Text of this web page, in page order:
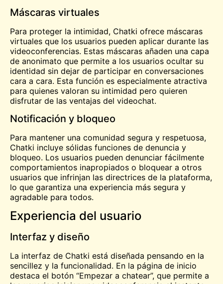
Máscaras virtuales
Para proteger la intimidad, Chatki ofrece máscaras
virtuales que los usuarios pueden aplicar durante las
videoconferencias. Estas máscaras añaden una capa
de anonimato que permite a los usuarios ocultar su
identidad sin dejar de participar en conversaciones
cara a cara. Esta función es especialmente atractiva
para quienes valoran su intimidad pero quieren
disfrutar de las ventajas del videochat.
Notificación y bloqueo
Para mantener una comunidad segura y respetuosa,
Chatki incluye sólidas funciones de denuncia y
bloqueo. Los usuarios pueden denunciar fácilmente
comportamientos inapropiados o bloquear a otros
usuarios que infrinjan las directrices de la plataforma,
lo que garantiza una experiencia más segura y
agradable para todos.
Experiencia del usuario
Interfaz y diseño
La interfaz de Chatki está diseñada pensando en la
sencillez y la funcionalidad. En la página de inicio
destaca el botón “Empezar a chatear”, que permite a